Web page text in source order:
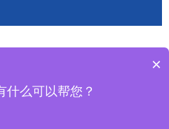
×
什么可以帮您？